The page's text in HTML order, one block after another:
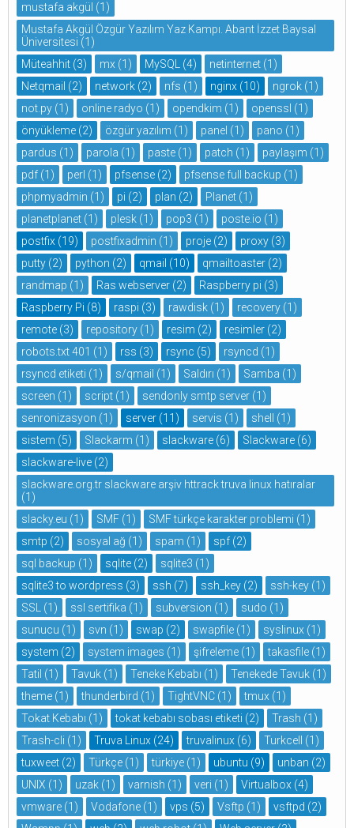
mustafa akgül (1)
Mustafa Akgül Özgür Yazılım Yaz Kampı. Abant İzzet Baysal
Üniversitesi (1)
Müteahhit (3) mx (1) MySQL (4) netinternet (1)
Netqmail (2) network (2) nfs (1) nginx (10) ngrok (1)
not.py (1) online radyo (1) opendkim (1) openssl (1)
önyükleme (2) özgür yazılım (1) panel (1) pano (1)
pardus (1) parola (1) paste (1) patch (1) paylaşım (1)
pdf (1) perl (1) pfsense (2) pfsense full backup (1)
phpmyadmin (1) pi (2) plan (2) Planet (1)
planetplanet (1) plesk (1) pop3 (1) poste.io (1)
postfix (19) postfixadmin (1) proje (2) proxy (3)
putty (2) python (2) qmail (10) qmailtoaster (2)
randmap (1) Ras webserver (2) Raspberry pi (3)
Raspberry Pi (8) raspi (3) rawdisk (1) recovery (1)
remote (3) repository (1) resim (2) resimler (2)
robots.txt 401 (1) rss (3) rsync (5) rsyncd (1)
rsyncd etiketi (1) s/qmail (1) Saldırı (1) Samba (1)
screen (1) script (1) sendonly smtp server (1)
senronizasyon (1) server (11) servis (1) shell
(1)
sistem (5) Slackarm (1) slackware (6) Slackware (6)
slackware-live (2)
slackware.org.tr slackware arşiv httrack truva linux hatıralar
(1)
slacky.eu (1) SMF (1) SMF türkçe karakter problemi (1)
smtp (2) sosyal ağ (1) spam (1) spf (2)
sql backup (1) sqlite (2) sqlite3 (1)
sqlite3 to wordpress (3) ssh (7) ssh_key (2) ssh-key (1)
SSL
(1) ssl sertifika (1) subversion (1) sudo (1)
sunucu (1) svn (1) swap (2) swapfile (1) syslinux (1)
system (2) system images (1) şifreleme (1) takasfile (1)
Tatil (1) Tavuk (1) Teneke Kebabı (1) Tenekede Tavuk (1)
theme (1) thunderbird (1) TightVNC (1) tmux (1)
Tokat Kebabı (1) tokat kebabı sobası etiketi (2) Trash (1)
Trash-cli (1) Truva Linux (24) truvalinux (6) Turkcell
(1)
tuxweet (2) Türkçe (1) türkiye (1) ubuntu (9) unban (2)
UNIX (1) uzak (1) varnish (1) veri (1) Virtualbox (4)
vmware (1) Vodafone (1) vps (5) Vsftp (1) vsftpd (2)